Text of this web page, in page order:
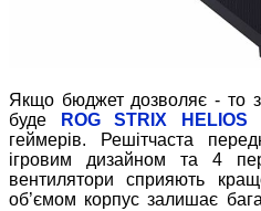
Якщо бюджет дозволяє - то
буде
ROG STRIX HELIOS II
геймерів. Решітчаста
ігровим дизайном та 4
вентилятори сприяють
об’ємом корпус залишає